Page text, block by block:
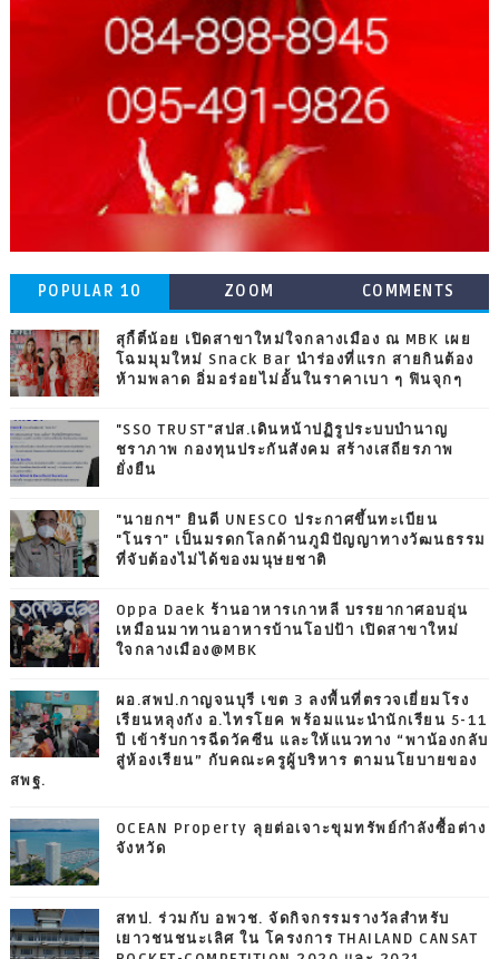
POPULAR 10 ZOOM COMMENTS
สุกี้ตี๋น้อย เปิดสาขาใหม่ใจกลางเมือง ณ MBK เผย
โฉมมุมใหม่ Snack Bar นำร่องที่แรก สายกินต้อง
ห้ามพลาด อิ่มอร่อยไม่อั้นในราคาเบา ๆ ฟินจุกๆ
"SSO TRUST"สปส.เดินหน้าปฏิรูประบบบำนาญ
ชราภาพ กองทุนประกันสังคม สร้างเสถียรภาพ
ยั่งยืน
"นายกฯ" ยินดี UNESCO ประกาศขึ้นทะเบียน
"โนรา" เป็นมรดกโลกด้านภูมิปัญญาทางวัฒนธรรม
ที่จับต้องไม่ได้ของมนุษยชาติ
Oppa Daek ร้านอาหารเกาหลี บรรยากาศอบอุ่น
เหมือนมาทานอาหารบ้านโอปป้า เปิดสาขาใหม่
ใจกลางเมือง@MBK
ผอ.สพป.กาญจนบุรี เขต 3 ลงพื้นที่ตรวจเยี่ยมโรง
เรียนหลุงกัง อ.ไทรโยค พร้อมแนะนำนักเรียน 5-11
ปี เข้ารับการฉีดวัคซีน และให้แนวทาง “พาน้องกลับ
สู่ห้องเรียน” กับคณะครูผู้บริหาร ตามนโยบายของ
สพฐ.
OCEAN Property ลุยต่อเจาะขุมทรัพย์กำลังซื้อต่าง
จังหวัด
สทป. ร่วมกับ อพวช. จัดกิจกรรมรางวัลสำหรับ
เยาวชนชนะเลิศ ใน โครงการ THAILAND CANSAT